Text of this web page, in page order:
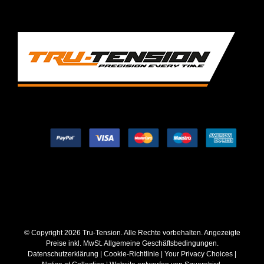
© Copyright2026 Tru-Tension. Alle Rechte vorbehalten. Angezeigte
Preise inkl. MwSt.Allgemeine Geschäftsbedingungen.
Datenschutzerklärung | Cookie-Richtlinie | Your Privacy Choices |